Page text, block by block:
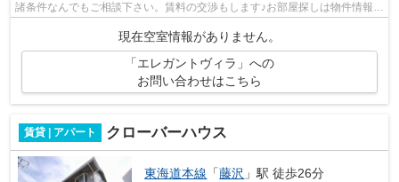
諸条件なんでもご相談下さい。賃料の交渉もします♪お部屋探しは物件情報量
現在空室情報がありません。
「エレガントヴィラ」への
お問い合わせはこちら
賃貸 | アパート クローバーハウス
東海道本線 「藤沢 」駅 徒歩26分